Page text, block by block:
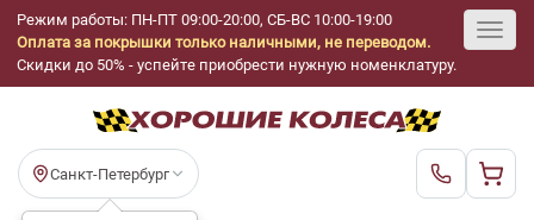
Режим работы: ПН-ПТ 09:00-20:00, СБ-ВС 10:00-19:00
Оплата за покрышки только наличными, не переводом.
Скидки до 50% - успейте приобрести нужную номенклатуру.
Санкт-Петербург